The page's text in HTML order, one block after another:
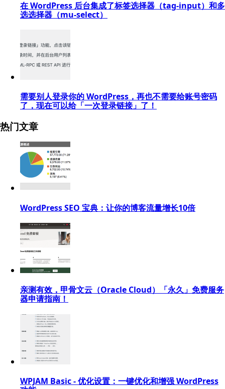
在 WordPress 后台集成了标签选择器（tag-input）和多
选选择器（mu-select）
需要别人登录你的 WordPress，再也不需要给账号密码
了，现在可以给「一次登录链接」了！
热门文章
WordPress SEO 宝典：让你的博客流量增长10倍
亲测有效，甲骨文云（Oracle Cloud）「永久」免费服务
器申请指南！
WPJAM Basic - 优化设置：一键优化和增强 WordPress